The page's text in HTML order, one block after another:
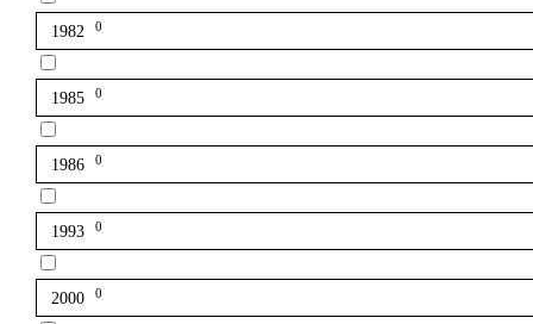
1982 0
1985 0
1986 0
1993 0
2000 0